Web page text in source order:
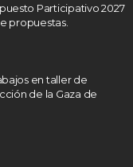
Participativo 2027
propuestas.
en taller de
de la Gaza de